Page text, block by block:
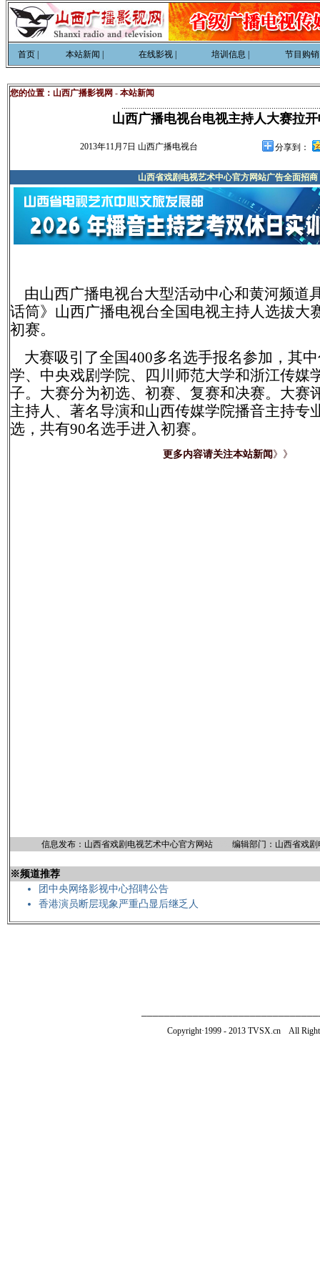
首页 本站新闻 在线影视 培训信息 节目购销
您的位置： 山西广播影视网 - 本站新闻
山西广播电视台电视主持人大赛拉
2013年11月7日 山西广播电视台 分享到：
山西省戏剧电视艺术中心官方网站广告全面招商
由山西广播电视台大型活动中心和黄河频道
话筒》山西广播电视台全国电视主持人选拔大
初赛。
大赛吸引了全国400多名选手报名参加，其
学、中央戏剧学院、四川师范大学和浙江传媒
子。大赛分为初选、初赛、复赛和决赛。大赛
主持人、著名导演和山西传媒学院播音主持专
选，共有90名选手进入初赛。
更多内容请关注本站新闻 》》
信息发布：山西省戏剧电视艺术中心官方网站 8888编辑部门：山西省戏
※频道推荐
团中央网络影视中心招聘公告
香港演员断层现象严重凸显后继乏人
Copyright·1999 - 2013 TVSX.cn All